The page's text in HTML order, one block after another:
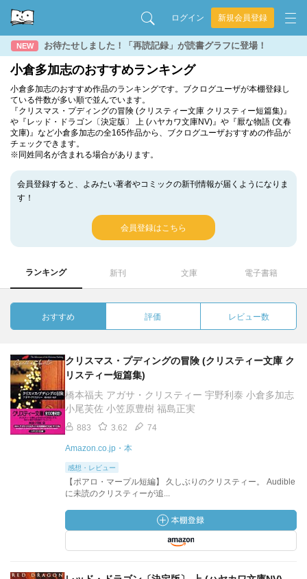
ログイン 新規会員登録
NEW お待たせしました！「再読記録」が読書グラフに登場！
小倉多加志のおすすめランキング
小倉多加志のおすすめ作品のランキングです。ブクログユーザが本棚登録し
ている件数が多い順で並んでいます。
『クリスマス・プディングの冒険 (クリスティー文庫 クリスティー短篇集)』
や『レッド・ドラゴン〔決定版〕 上 (ハヤカワ文庫NV)』や『厭な物語 (文春
文庫)』など小倉多加志の全165作品から、ブクログユーザおすすめの作品が
チェックできます。
※同姓同名が含まれる場合があります。
会員登録すると、よみたい著者やコミックの新刊情報が届くようになりま
す！
会員登録はこちら
ランキング 新刊 文庫 電子書籍
おすすめ 評価 レビュー数
クリスマス・プディングの冒険 (クリスティー文庫 ク
リスティー短篇集)
橋本福夫 アガサ・クリスティー 宇野利泰 小倉多加志
小尾芙佐 小笠原豊樹 福島正実
883 3.62 74
Amazon.co.jp・本
感想・レビュー
【ポアロ・マープル短編】 久しぶりのクリスティー。 Audible
に未読のクリスティーが追...